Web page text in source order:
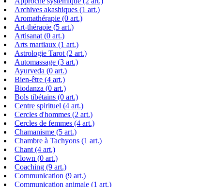
Archives akashiques (1 art.)
Aromathérapie (0 art.)
Art-thérapie (5 art.)
Artisanat (0 art.)
Arts martiaux (1 art.)
Astrologie Tarot (2 art.)
Automassage (3 art.)
Ayurveda (0 art.)
Bien-être (4 art.)
Biodanza (0 art.)
Bols tibétains (0 art.)
Centre spirituel (4 art.)
Cercles d'hommes (2 art.)
Cercles de femmes (4 art.)
Chamanisme (5 art.)
Chambre à Tachyons (1 art.)
Chant (4 art.)
Clown (0 art.)
Coaching (9 art.)
Communication (9 art.)
Communication animale (1 art.)